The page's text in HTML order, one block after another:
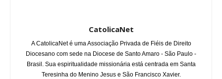
CatolicaNet
A CatolicaNet é uma Associação Privada de Fiéis de Direito
Diocesano com sede na Diocese de Santo Amaro - São Paulo -
Brasil. Sua espiritualidade missionária está centrada em Santa
Teresinha do Menino Jesus e São Francisco Xavier.